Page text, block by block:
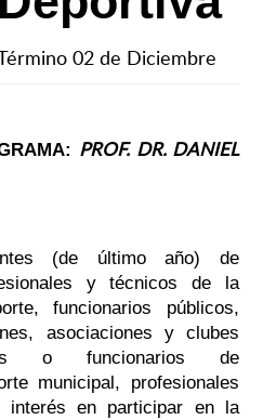
02 de Diciembre
PROF. DR. DANIEL
(de último año) de
y técnicos de la
funcionarios públicos,
asociaciones y clubes
o funcionarios de
municipal, profesionales
interés en participar en la